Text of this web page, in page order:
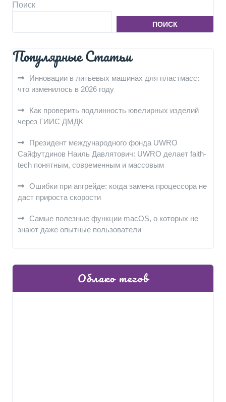
Поиск
ПОИСК
Популярные Статьи
Инновации в литьевых машинах для пластмасс:
что изменилось в 2026 году
Как проверить подлинность ювелирных изделий
через ГИИС ДМДК
Президент международного фонда UWRO
Сайфутдинов Наиль Давлятович: UWRO делает faith-
tech понятным, современным и массовым
Ошибки при апгрейде: когда замена процессора не
даст прироста скорости
Самые полезные функции macOS, о которых не
знают даже опытные пользователи
Облако тегов